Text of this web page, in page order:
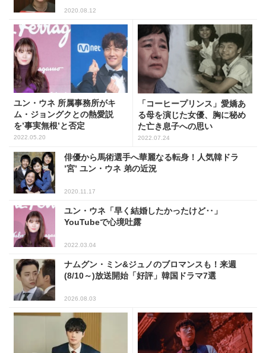
2020.08.12
ユン・ウネ 所属事務所がキ
ム・ジョングクとの熱愛説
を’事実無根’と否定
2022.05.20
「コーヒープリンス」愛嬌あ
る母を演じた女優、胸に秘め
た亡き息子への思い
2022.07.24
俳優から馬術選手へ華麗なる転身！人気韓ドラ
’宮’ ユン・ウネ 弟の近況
2020.11.17
ユン・ウネ「早く結婚したかったけど‥」
YouTubeで心境吐露
2022.03.04
ナムグン・ミン&ジュノのブロマンスも！来週
(8/10～)放送開始「好評」韓国ドラマ7選
2026.08.03